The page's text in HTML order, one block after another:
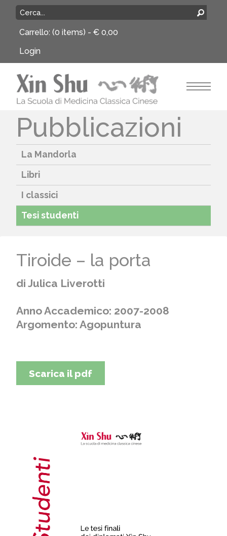
Carrello: (0 items) - € 0,00
Login
Pubblicazioni
La Mandorla
Libri
I classici
Tesi studenti
Tiroide – la porta
di Julica Liverotti
Anno Accademico: 2007-2008
Argomento: Agopuntura
Scarica il pdf